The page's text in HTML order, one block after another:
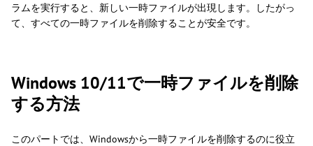
ラムを実行すると、新しい一時ファイルが出現します。したがっ
て、すべての一時ファイルを削除することが安全です。
Windows 10/11で一時ファイルを削除
する方法
このパートでは、Windowsから一時ファイルを削除するのに役立